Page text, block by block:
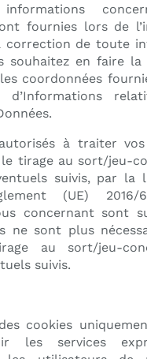
fournies lors de
correction de toute
souhaitez en faire la
coordonnées
à traiter vos
le tirage au sort/jeu-
suivis, par la
(UE) 2016/
concernant sont
ne sont plus
au sort/jeu-
suivis.
cookies
les services